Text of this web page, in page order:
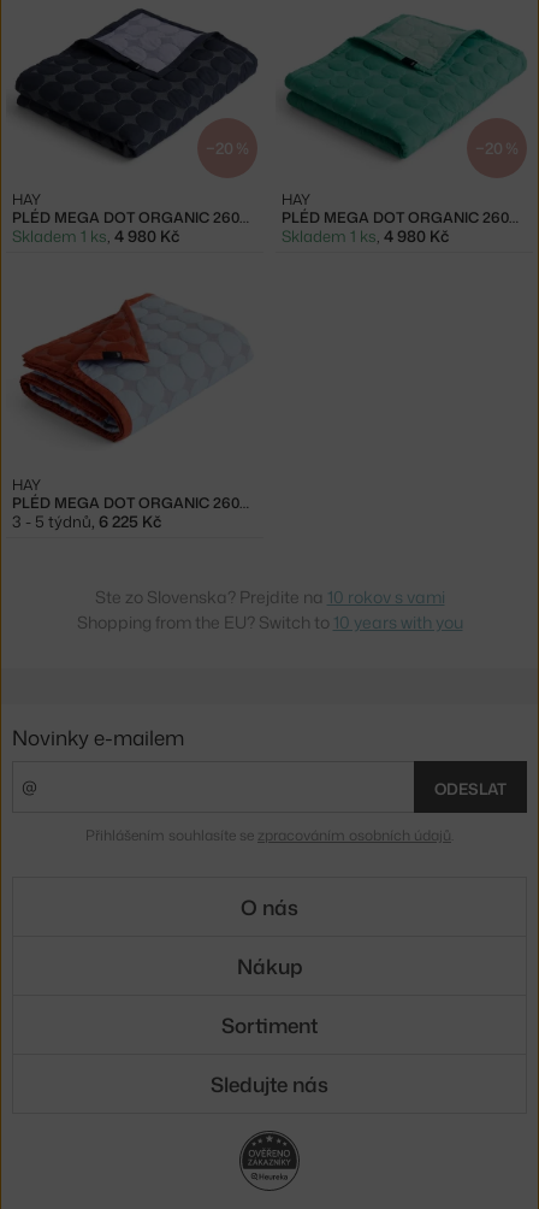
−20 %
PLÉD MEGA DOT ORGANIC 260X260, MIDNIGHT BLUE
HAY
Skladem 1 ks, 4 980 Kč
−20 %
PLÉD MEGA DOT ORGANIC 260X260, SEA GREEN
HAY
Skladem 1 ks, 4 980 Kč
PLÉD MEGA DOT ORGANIC 260X260, LIGHT BLUE
HAY
3 - 5 týdnů, 6 225 Kč
Ste zo Slovenska? Prejdite na 10 rokov s vami
Shopping from the EU? Switch to 10 years with you
Novinky e-mailem
ODESLAT
Přihlášením souhlasíte se zpracováním osobních údajů
O nás
Nákup
Sortiment
Sledujte nás